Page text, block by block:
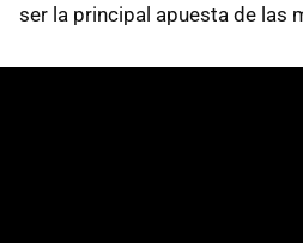
ser la principal apuesta de las